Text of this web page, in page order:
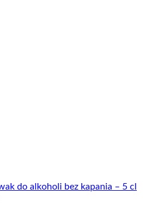
do alkoholi bez kapania – 5 cl